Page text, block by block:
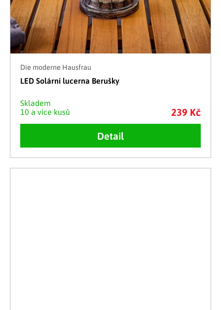
Die moderne Hausfrau
LED Solární lucerna Berušky
Skladem
10 a více kusů
239 Kč
Detail